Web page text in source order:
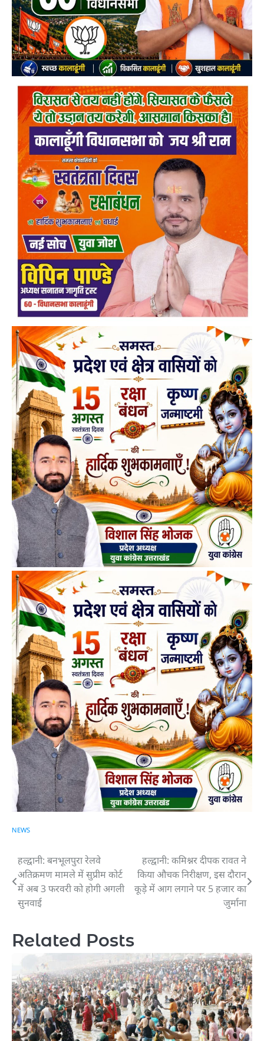
NEWS
Post
navigation
हल्द्वानी: बनभूलपुरा रेलवे
अतिक्रमण मामले में सुप्रीम कोर्ट
में अब 3 फरवरी को होगी अगली
सुनवाई
हल्द्वानी: कमिश्नर दीपक रावत ने
किया औचक निरीक्षण, इस दौरान
कूड़े में आग लगाने पर 5 हजार का
जुर्माना
Related Posts